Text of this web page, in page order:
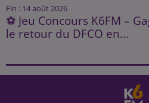
Fin : 14 août 2026
⚽ Jeu Concours K6FM –
le retour du DFCO en...